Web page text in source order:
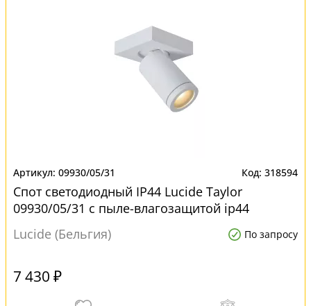
09930/05/31 318594
Спот светодиодный IP44 Lucide Taylor
09930/05/31 с пыле-влагозащитой ip44
Lucide (Бельгия)
По запросу
7 430 ₽